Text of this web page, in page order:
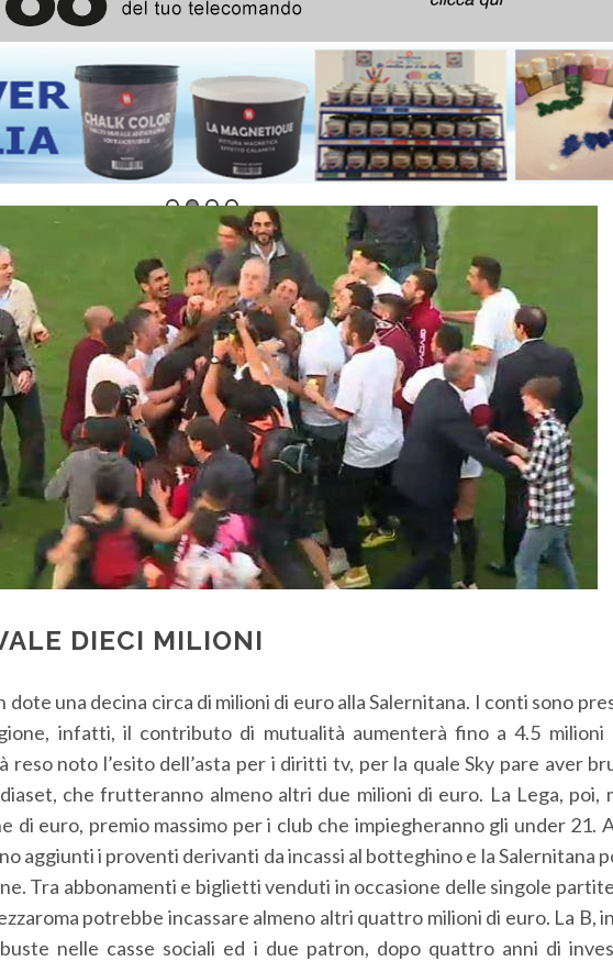
DIECI MILIONI
dote una decina circa di milioni di euro alla Salernitana. I conti sono
infatti, il contributo di mutualità aumenterà fino a 4.5 milioni
reso noto l’esito dell’asta per i diritti tv, per la quale Sky pare aver
che frutteranno almeno altri due milioni di euro. La Lega, poi,
di euro, premio massimo per i club che impiegheranno gli under 21.
aggiunti i proventi derivanti da incassi al botteghino e la Salernitana
Tra abbonamenti e biglietti venduti in occasione delle singole
potrebbe incassare almeno altri quattro milioni di euro. La B,
nelle casse sociali ed i due patron, dopo quattro anni di